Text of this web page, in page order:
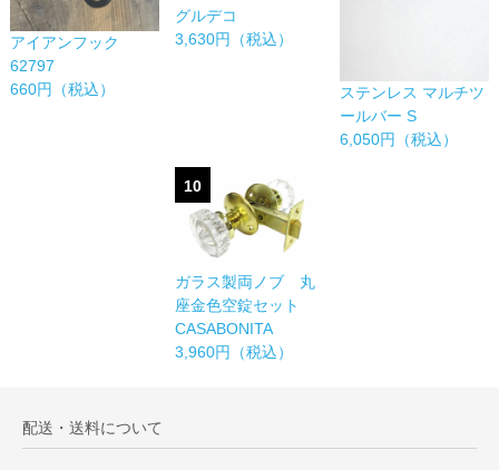
アイアンフック
62797
660円（税込）
グルデコ
3,630円（税込）
ステンレス マルチツ
ールバー S
6,050円（税込）
10
ガラス製両ノブ 丸
座金色空錠セット
CASABONITA
3,960円（税込）
配送・送料について